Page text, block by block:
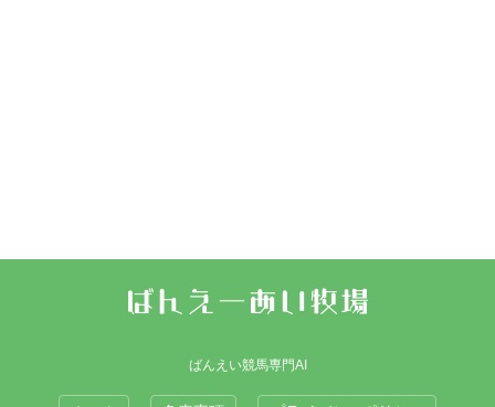
ばんえい競馬専門AI